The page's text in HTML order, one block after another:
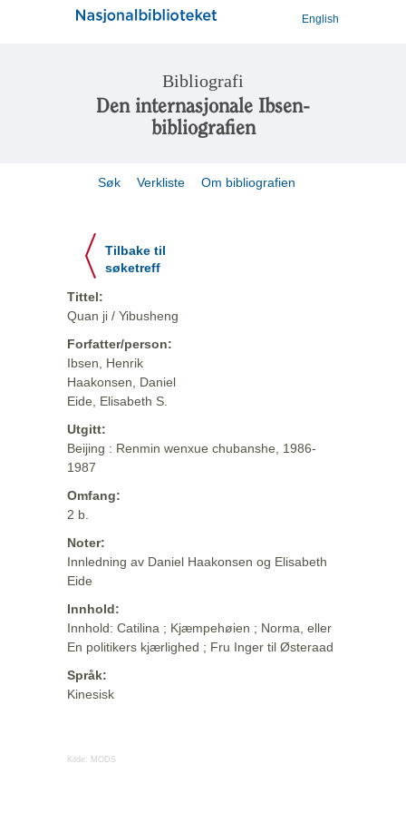
English
Bibliografi
Den internasjonale Ibsen-
bibliografien
Søk Verkliste Om bibliografien
Tilbake til
søketreff
Tittel:
Quan ji / Yibusheng
Forfatter/person:
Ibsen, Henrik
Haakonsen, Daniel
Eide, Elisabeth S.
Utgitt:
Beijing : Renmin wenxue chubanshe, 1986-
1987
Omfang:
2 b.
Noter:
Innledning av Daniel Haakonsen og Elisabeth
Eide
Innhold:
Innhold: Catilina ; Kjæmpehøien ; Norma, eller
En politikers kjærlighed ; Fru Inger til Østeraad
Språk:
Kinesisk
Kilde: MODS